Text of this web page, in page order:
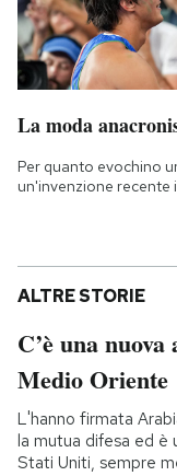
La moda
Per quanto evochino
un'invenzione recente
ALTRE STORIE
C’è una
Medio Oriente
L'hanno firmata
la mutua difesa ed è
Stati Uniti, sempre